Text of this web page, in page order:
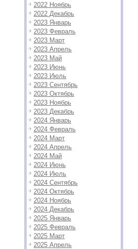
2022 Ноябрь
2022 Декабрь
2023 Январь
2023 Февраль
2023 Март
2023 Апрель
2023 Май
2023 Июнь
2023 Июль
2023 Сентябрь
2023 Октябрь
2023 Ноябрь
2023 Декабрь
2024 Январь
2024 Февраль
2024 Март
2024 Апрель
2024 Май
2024 Июнь
2024 Июль
2024 Сентябрь
2024 Октябрь
2024 Ноябрь
2024 Декабрь
2025 Январь
2025 Февраль
2025 Март
2025 Апрель